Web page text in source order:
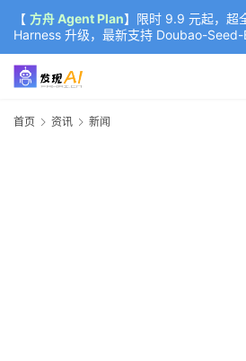
【 方舟 Agent Plan】限时 9.9 元起，超
Harness 升级，最新支持 Doubao-
K3（部分）、GLM-5.2
首页 资讯 新闻